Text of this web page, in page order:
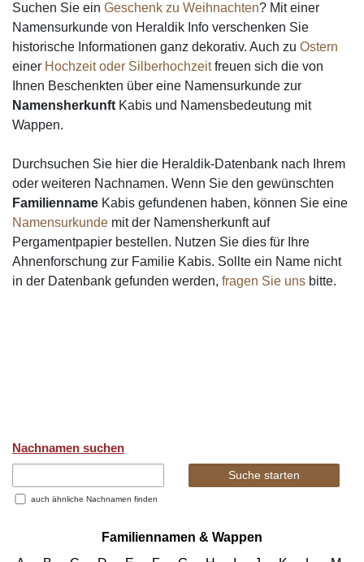
Suchen Sie ein Geschenk zu Weihnachten? Mit einer
Namensurkunde von Heraldik Info verschenken Sie
historische Informationen ganz dekorativ. Auch zu Ostern
einer Hochzeit oder Silberhochzeitfreuen sich die von
Ihnen Beschenkten über eine Namensurkunde zur
Namensherkunft Kabis und Namensbedeutung mit
Wappen.
Durchsuchen Sie hier die Heraldik-Datenbank nach Ihrem
oder weiteren Nachnamen. Wenn Sie den gewünschten
Familienname Kabis gefundenen haben, können Sie eine
Namensurkunde mit der Namensherkunft auf
Pergamentpapier bestellen. Nutzen Sie dies für Ihre
Ahnenforschung zur Familie Kabis. Sollte ein Name nicht
in der Datenbank gefunden werden, fragen Sie uns bitte.
Nachnamen suchen
auch ähnliche Nachnamen finden
Familiennamen & Wappen